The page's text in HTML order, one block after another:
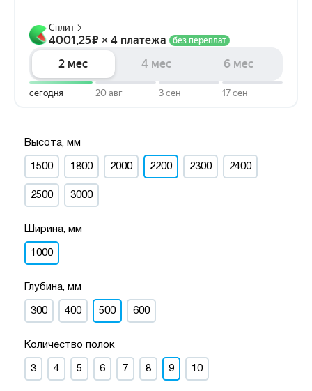
Высота, мм
1500 1800 2000 2200 2300 2400
2500 3000
Ширина, мм
1000
Глубина, мм
300 400 500 600
Количество полок
3 4 5 6 7 8 9 10